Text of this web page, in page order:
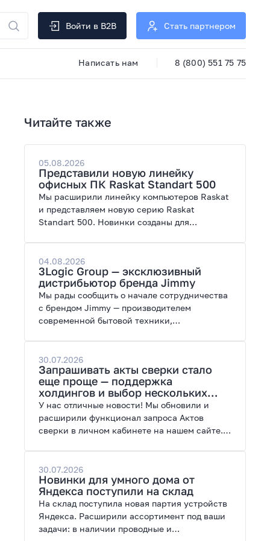
Войти в B2B Стать партнером
Написать нам 8 (800) 551 75 75
Читайте также
05.08.2026
Представили новую линейку
офисных ПК Raskat Standart 500
Мы расширили линейку компьютеров Raskat
и представляем новую серию Raskat
Standart 500. Новинки созданы для
энергоэффективность и широкие
возможности модернизации.
04.08.2026
3Logic Group — эксклюзивный
дистрибьютор бренда Jimmy
Мы рады сообщить о начале сотрудничества
с брендом Jimmy — производителем
современной бытовой техники,
30.07.2026
Запрашивать акты сверки стало
еще проще — поддержка
холдингов и выбор нескольких
периодов
У нас отличные новости! Мы обновили и
расширили функционал запроса Актов
сверки в личном кабинете на нашем сайте.
30.07.2026
Новинки для умного дома от
Яндекса поступили на склад
На склад поступила новая партия устройств
Яндекса. Расширили ассортимент под ваши
задачи: в наличии проводные и